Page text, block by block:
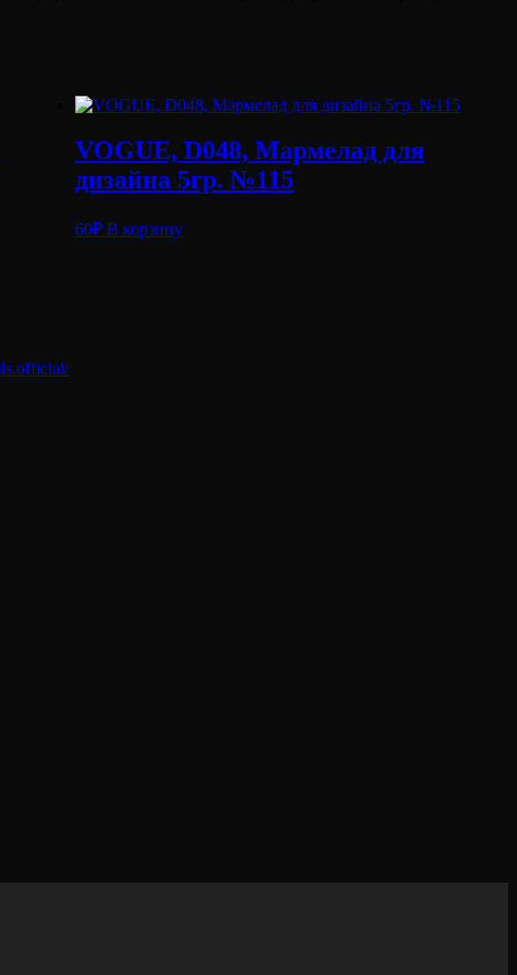
VOGUE, D048, Мармелад для
дизайна 5гр. №115
60₽ В корзину